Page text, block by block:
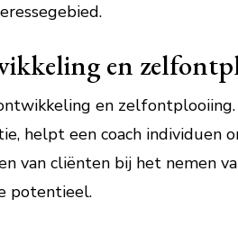
en
en
helpt een coach individuen
van cliënten bij het nemen
potentieel.